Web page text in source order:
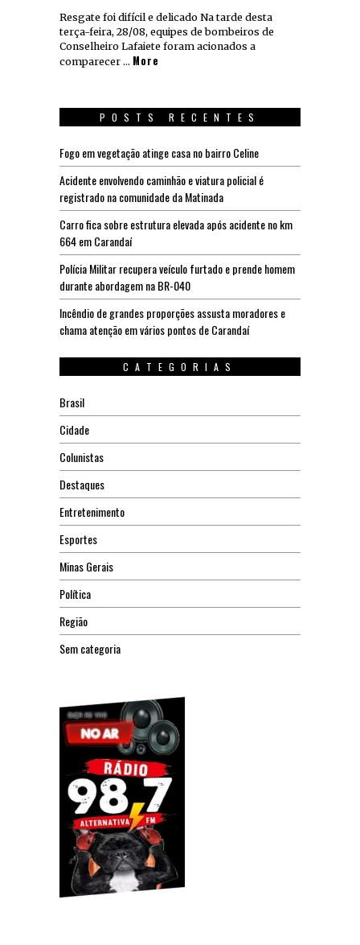
Resgate foi difícil e delicado Na tarde desta
terça-feira, 28/08, equipes de bombeiros de
Conselheiro Lafaiete foram acionados a
comparecer … More
POSTS RECENTES
Fogo em vegetação atinge casa no bairro Celine
Acidente envolvendo caminhão e viatura policial é
registrado na comunidade da Matinada
Carro fica sobre estrutura elevada após acidente no km
664 em Carandaí
Polícia Militar recupera veículo furtado e prende homem
durante abordagem na BR-040
Incêndio de grandes proporções assusta moradores e
chama atenção em vários pontos de Carandaí
CATEGORIAS
Brasil
Cidade
Colunistas
Destaques
Entretenimento
Esportes
Minas Gerais
Política
Região
Sem categoria